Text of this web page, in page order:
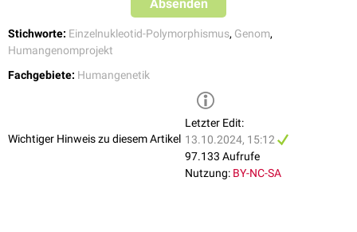
Absenden
Stichworte: Einzelnukleotid-Polymorphismus, Genom,
Humangenomprojekt
Fachgebiete: Humangenetik
Wichtiger Hinweis zu diesem Artikel
Letzter Edit:
13.10.2024, 15:12
97.133 Aufrufe
Nutzung: BY-NC-SA